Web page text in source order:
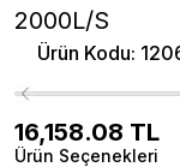
2000L/S
Ürün Kodu:
16,158.08 TL
Ürün Seçenekleri